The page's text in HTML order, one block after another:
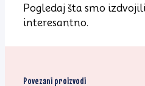
Pogledaj šta smo
interesantno.
Povezani proizvodi